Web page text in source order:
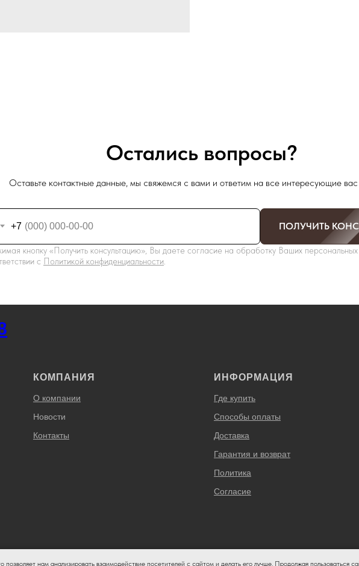
нам анализировать взаимодействие посетителей с сайтом и делать его лучше. Продолжая пользоваться
Остались вопросы?
Оставьте контактные данные, мы свяжемся с вами и ответим на все интересующие вас
+7
кнопку «Получить консультацию», Вы даете согласие на обработку Ваших
с Политикой конфиденциальности.
ПОЛУЧИТЬ
КОМПАНИЯ
О компании
Новости
Контакты
ИНФОРМАЦИЯ
Где купить
Способы оплаты
Доставка
Гарантия и возврат
Политика
Согласие